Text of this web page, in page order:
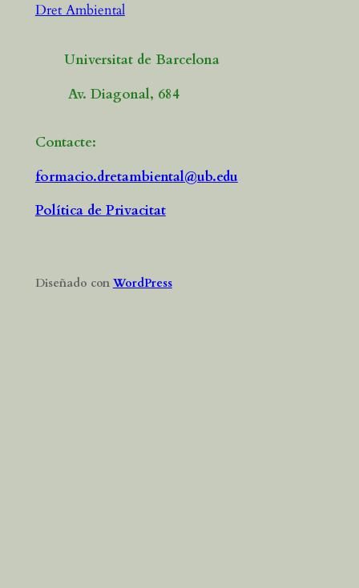
Dret Ambiental
Universitat de Barcelona
Av. Diagonal, 684
Contacte:
formacio.dretambiental@ub.edu
Política de Privacitat
Diseñado con WordPress